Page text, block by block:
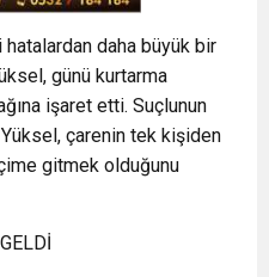
hatalardan daha büyük bir
günü kurtarma
işaret etti. Suçlunun
çarenin tek kişiden
gitmek olduğunu